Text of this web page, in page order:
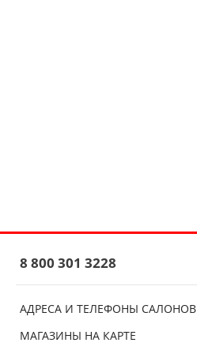
АДРЕСА И ТЕЛЕФОНЫ САЛОНОВ
МАГАЗИНЫ НА КАРТЕ
8 800 301 3228